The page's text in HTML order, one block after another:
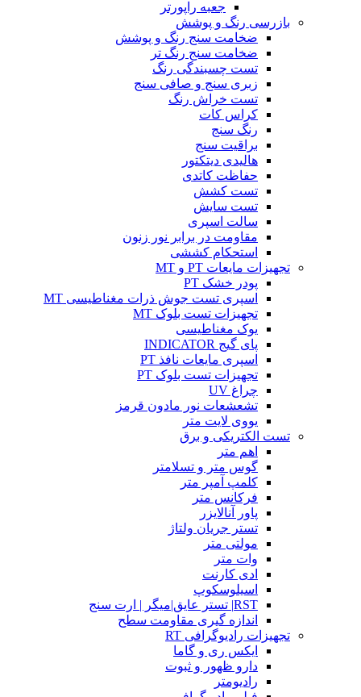
جعبه راپورتر
بازرسی رنگ و پوشش
ضخامت سنج رنگ و پوشش
ضخامت سنج رنگ تر
تست چسبندگی رنگ
زبری سنج و صافی سنج
تست خراش رنگ
کراس کات
رنگ سنج
براقیت سنج
هالیدی دیتکتور
حفاظت کاتدی
تست کشش
تست سایش
سالت اسپری
مقاومت در برابر نور زنون
استحکام کششی
تجهیزات مایعات PT و MT
پودر خشک PT
اسپری تست جوش ذرات مغناطیسی MT
تجهیزات تست بلوک MT
یوک مغناطیسی
پای گیج INDICATOR
اسپری مایعات نافذ PT
تجهیزات تست بلوک PT
چراغ UV
تشعشعات نور مادون قرمز
یووی لایت متر
تست الکتریکی و برق
اهم متر
گوس متر و تسلامتر
کلمپ آمپر متر
فرکانس متر
پاور آنالایزر
تستر جریان ولتاژ
مولتی متر
وات متر
ادی کارنت
اسیلوسکوپ
RST| تستر عایق|میگر | ارت سنج
اندازه گیری مقاومت سطح
تجهیزات رادیوگرافی RT
ایکس ری و گاما
دارو ظهور و ثبوت
رادیومتر